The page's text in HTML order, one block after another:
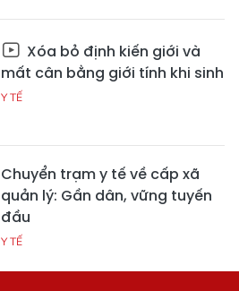
Xóa bỏ định kiến giới và
mất cân bằng giới tính khi sinh
Y TẾ
Chuyển trạm y tế về cấp xã
quản lý: Gần dân, vững tuyến
đầu
Y TẾ